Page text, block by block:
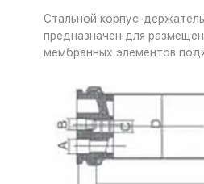
Стальной корпус-
предназначен для
мембранных элементов